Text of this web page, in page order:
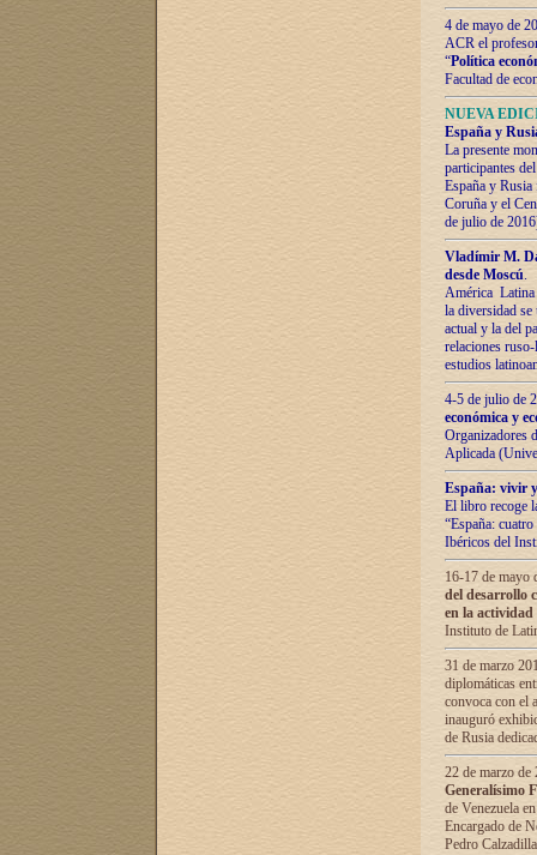
4 de mayo de
ACR el
“Política
Facultad de
NUEVA
España y
La presente
participantes
España y
Coruña y el
de julio de
Vladímir М.
desde Moscú.
América Latina
la diversidad
actual у lа del
relaciones
estudios
4-5 de julio de
económica y
Organizadores
Aplicada
España: vivir
El libro recoge
“España:
Ibéricos del
16-17 de mayo
del desarrollo
en la
Instituto de
31 de marzo
diplomáticas
convoca con el
inauguró
de Rusia
22 de marzo
Generalísimo
de Venezuela
Encargado de
Pedro